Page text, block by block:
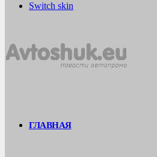
Switch skin
ГЛАВНАЯ